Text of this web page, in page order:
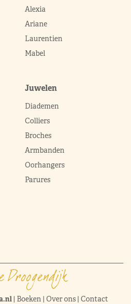
Alexia
Ariane
Laurentien
Mabel
Juwelen
Diademen
Colliers
Broches
Armbanden
Oorhangers
Parures
| Boeken| Over ons| Contact